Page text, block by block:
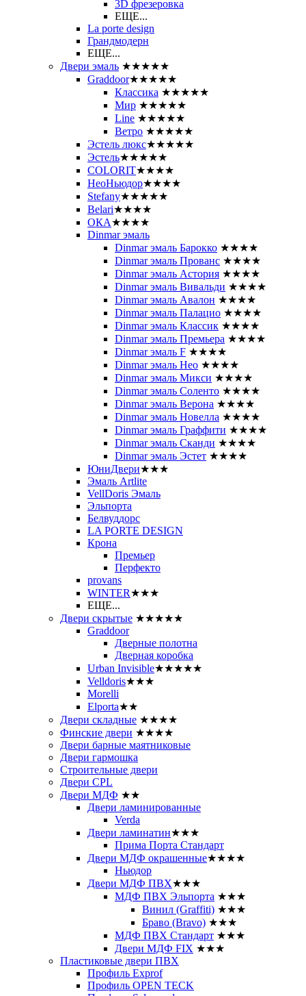
3D фрезеровка
ЕЩЕ...
La porte design
Грандмодерн
ЕЩЕ...
Двери эмаль ★★★★★
Graddoor★★★★★
Классика ★★★★★
Мир ★★★★★
Line ★★★★★
Ветро ★★★★★
Эстель люкс★★★★★
Эстель★★★★★
COLORIT★★★★
НеоНьюдор★★★★
Stefany★★★★★
Belari★★★★
ОКА★★★★
Dinmar эмаль
Dinmar эмаль Барокко ★★★★
Dinmar эмаль Прованс ★★★★
Dinmar эмаль Астория ★★★★
Dinmar эмаль Вивальди ★★★★
Dinmar эмаль Авалон ★★★★
Dinmar эмаль Палацио ★★★★
Dinmar эмаль Классик ★★★★
Dinmar эмаль Премьера ★★★★
Dinmar эмаль F ★★★★
Dinmar эмаль Нео ★★★★
Dinmar эмаль Микси ★★★★
Dinmar эмаль Соленто ★★★★
Dinmar эмаль Верона ★★★★
Dinmar эмаль Новелла ★★★★
Dinmar эмаль Граффити ★★★★
Dinmar эмаль Сканди ★★★★
Dinmar эмаль Эстет ★★★★
ЮниДвери★★★
Эмаль Artlite
VellDoris Эмаль
Эльпорта
Белвуддорс
LA PORTE DESIGN
Крона
Премьер
Перфекто
provans
WINTER★★★
ЕЩЕ...
Двери скрытые ★★★★★
Graddoor
Дверные полотна
Дверная коробка
Urban Invisible★★★★★
Velldoris★★★
Morelli
Elporta★★
Двери складные ★★★★
Финские двери ★★★★
Двери барные маятниковые
Двери гармошка
Строительные двери
Двери CРL
Двери МДФ ★★
Двери ламинированные
Verda
Двери ламинатин★★★
Прима Порта Стандарт
Двери МДФ окрашенные★★★★
Ньюдор
Двери МДФ ПВХ★★★
МДФ ПВХ Эльпорта ★★★
Винил (Graffiti) ★★★
Браво (Bravo) ★★★
МДФ ПВХ Стандарт ★★★
Двери МДФ FIX ★★★
Пластиковые двери ПВХ
Профиль Exprof
Профиль OPEN TECK